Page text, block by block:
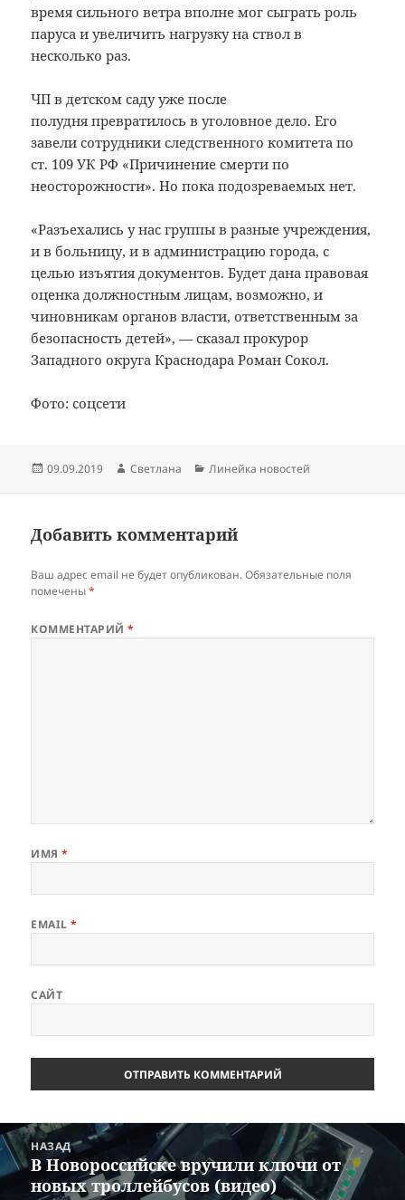
время сильного ветра вполне мог сыграть роль
паруса и увеличить нагрузку на ствол в
несколько раз.
ЧП в детском саду уже после
полудня превратилось в уголовное дело. Его
завели сотрудники следственного комитета по
ст. 109 УК РФ «Причинение смерти по
неосторожности». Но пока подозреваемых нет.
«Разъехались у нас группы в разные учреждения,
и в больницу, и в администрацию города, с
целью изъятия документов. Будет дана правовая
оценка должностным лицам, возможно, и
чиновникам органов власти, ответственным за
безопасность детей», — сказал прокурор
Западного округа Краснодара Роман Сокол.
Фото: соцсети
Опубликовано
09.09.2019 Автор
Светлана Рубрики
Линейка новостей
Добавить комментарий
Ваш адрес email не будет опубликован. Обязательные поля
помечены*
КОММЕНТАРИЙ*
ИМЯ*
EMAIL*
САЙТ
Навигация
по
записям
НАЗАД
Предыдущая
запись:
В Новороссийске вручили ключи от
новых троллейбусов (видео)